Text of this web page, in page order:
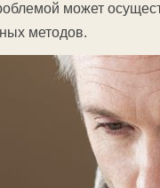
может
методов.